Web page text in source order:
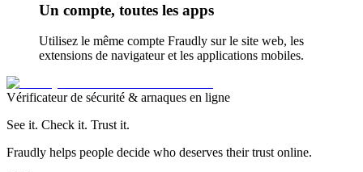
Un compte, toutes les apps
Utilisez le même compte Fraudly sur le site web, les
extensions de navigateur et les applications mobiles.
Vérificateur de sécurité & arnaques en ligne
See it. Check it. Trust it.
Fraudly helps people decide who deserves their trust online.